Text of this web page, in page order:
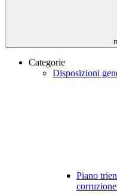
Categorie
Disposizioni
Piano